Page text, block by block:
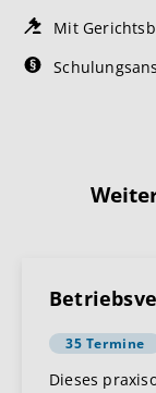
Mit
35 Termine
Dieses